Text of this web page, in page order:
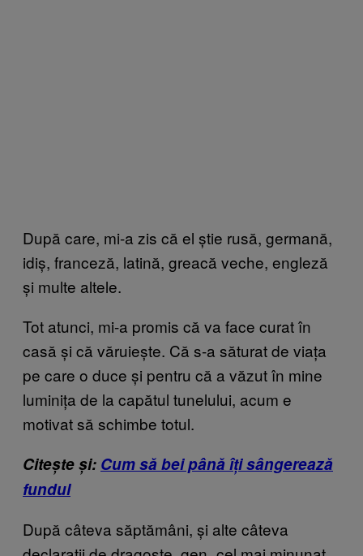
După care, mi-a zis că el știe rusă, germană,
idiș, franceză, latină, greacă veche, engleză
și multe altele.
Tot atunci, mi-a promis că va face curat în
casă și că văruiește. Că s-a săturat de viața
pe care o duce și pentru că a văzut în mine
luminița de la capătul tunelului, acum e
motivat să schimbe totul.
Citește și: Cum să bei până îți sângerează
fundul
După câteva săptămâni, și alte câteva